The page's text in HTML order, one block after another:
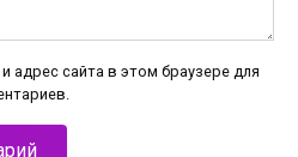
адрес сайта в этом браузере для